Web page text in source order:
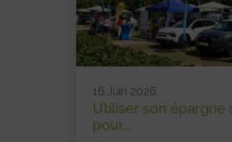
16 Juin 2026
Utiliser son épargne
pour...